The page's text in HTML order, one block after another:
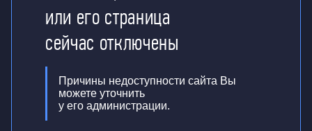
или его страница
сейчас отключены
Причины недоступности сайта Вы
можете уточнить
у его администрации.